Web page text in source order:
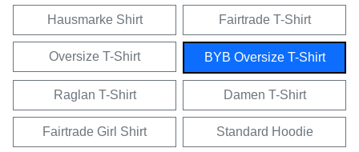
Hausmarke Shirt Fairtrade T-Shirt
Oversize T-Shirt BYB Oversize T-Shirt
Raglan T-Shirt Damen T-Shirt
Fairtrade Girl Shirt Standard Hoodie